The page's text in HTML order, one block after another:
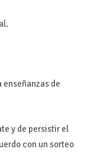
enseñanzas de
y de persistir el
con un sorteo